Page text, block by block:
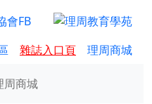
雜誌入口頁 理周商城
周商城